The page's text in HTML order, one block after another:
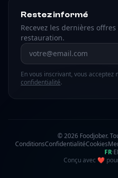
Restez informé
Recevez les dernières
restauration.
Adresse email
En vous inscrivant, vous acceptez
confidentialité.
© 2026 Foodjober.
ConditionsConfidentialitéCookies
FR·
Conçu avec ❤